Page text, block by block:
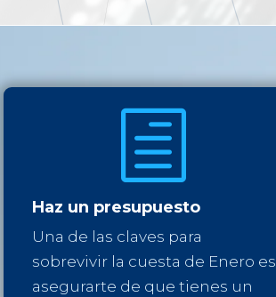
h
Haz un presupuesto
Una de las claves para
sobrevivir la cuesta de Enero es
asegurarte de que tienes un